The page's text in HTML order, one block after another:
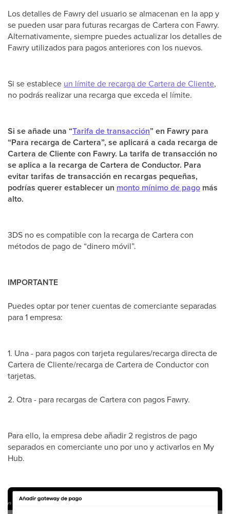
Los detalles de Fawry del usuario se almacenan en la app y
se pueden usar para futuras recargas de Cartera con Fawry.
Alternativamente, siempre puedes actualizar los detalles de
Fawry utilizados para pagos anteriores con los nuevos.
Si se establece un límite de recarga de Cartera de Cliente,
no podrás realizar una recarga que exceda el límite.
Si se añade una “Tarifa de transacción” en Fawry para
“Para recarga de Cartera”, se aplicará a cada recarga de
Cartera de Cliente con Fawry. La tarifa de transacción no
se aplica a la recarga de Cartera de Conductor. Para
evitar tarifas de transacción en recargas pequeñas,
podrías querer establecer un monto mínimo de pago más
alto.
3DS no es compatible con la recarga de Cartera con
métodos de pago de “dinero móvil”.
IMPORTANTE
Puedes optar por tener cuentas de comerciante separadas
para 1 empresa:
1. Una - para pagos con tarjeta regulares/recarga directa de
Cartera de Cliente/recarga de Cartera de Conductor con
tarjetas.
2. Otra - para recargas de Cartera con pagos Fawry.
Para ello, la empresa debe añadir 2 registros de pago
separados en comerciante uno por uno y activarlos en My
Hub.